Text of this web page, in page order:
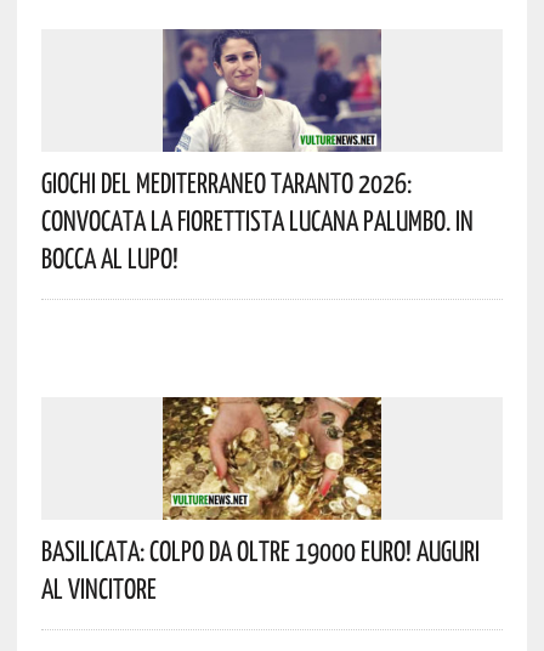
Giochi Del Mediterraneo Taranto 2026:
Convocata La Fiorettista Lucana Palumbo. In
Bocca Al Lupo!
Basilicata: Colpo Da Oltre 19000 Euro! Auguri
Al Vincitore